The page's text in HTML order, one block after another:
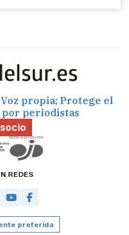
propia; Protege el
periodistas
REDES
preferida